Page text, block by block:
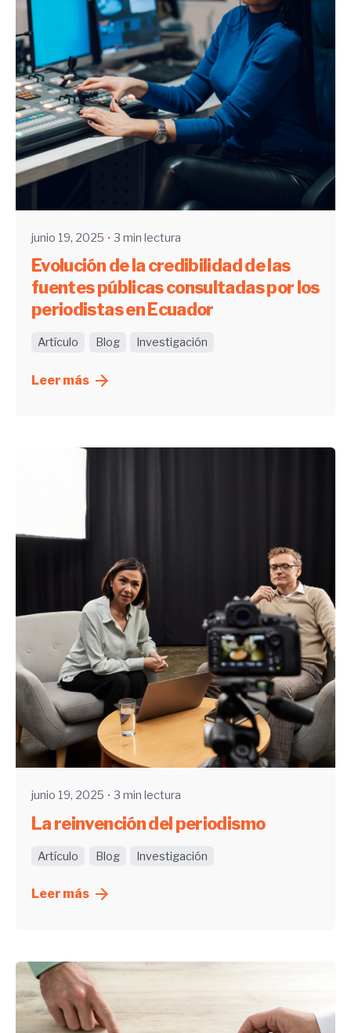
junio 19, 2025 3 min lectura
Evolución de la credibilidad de las
fuentes públicas consultadas por los
periodistas en Ecuador
Artículo Blog Investigación
Leer más
Enviado por
UHE
junio 19, 2025 3 min lectura
La reinvención del periodismo
Artículo Blog Investigación
Leer más